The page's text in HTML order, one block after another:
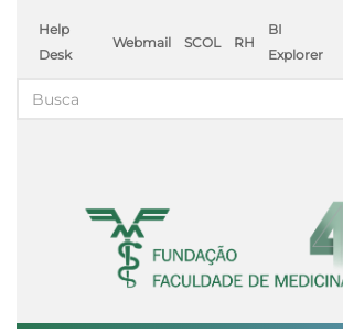
Help
Desk
Webmail SCOL RH
BI
Explorer